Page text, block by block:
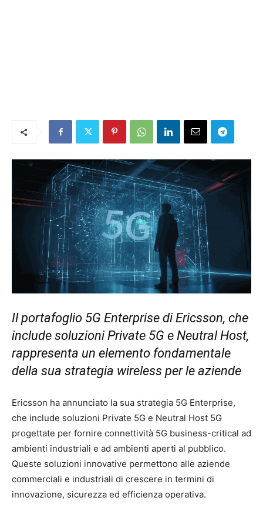
Il portafoglio 5G Enterprise di Ericsson, che
include soluzioni Private 5G e Neutral Host,
rappresenta un elemento fondamentale
della sua strategia wireless per le aziende
Ericsson ha annunciato la sua strategia 5G Enterprise,
che include soluzioni Private 5G e Neutral Host 5G
progettate per fornire connettività 5G business-critical ad
ambienti industriali e ad ambienti aperti al pubblico.
Queste soluzioni innovative permettono alle aziende
commerciali e industriali di crescere in termini di
innovazione, sicurezza ed efficienza operativa.